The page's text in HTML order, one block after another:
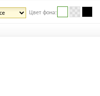
Цвет фона: